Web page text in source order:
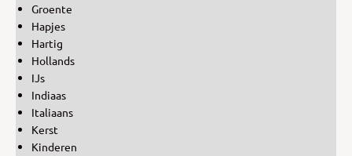
Groente
Hapjes
Hartig
Hollands
IJs
Indiaas
Italiaans
Kerst
Kinderen